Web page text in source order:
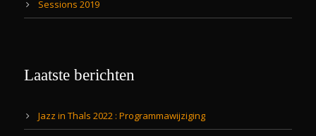
Sessions 2019
Laatste berichten
Jazz in Thals 2022 : Programmawijziging